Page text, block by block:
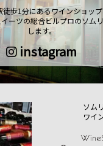
歩1分にあるワインショップ
ーツの総合ビルプロのソム
します。
instagram
ソム
ワイ